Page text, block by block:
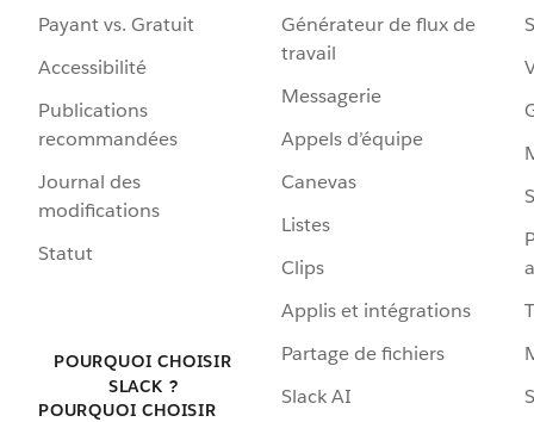
Payant vs. Gratuit
Accessibilité
Publications
recommandées
Journal des
modifications
Statut
POURQUOI CHOISIR
SLACK ?
POURQUOI CHOISIR
Générateur de flux de
travail
Messagerie
Appels d’équipe
Canevas
Listes
Clips
Applis et intégrations
Partage de fichiers
Slack AI